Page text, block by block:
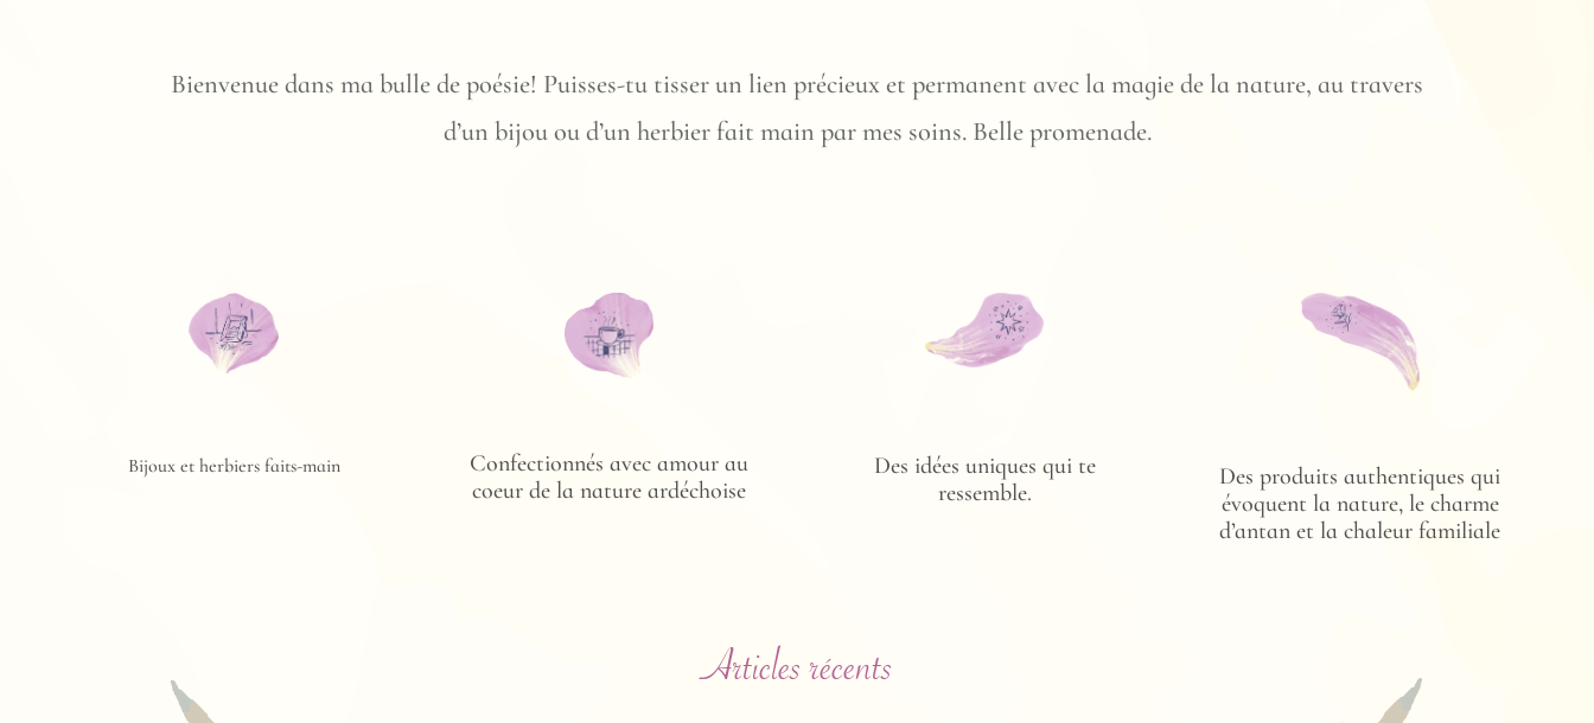
Bienvenue dans ma bulle de poésie! Puisses-tu tisser un lien précieux et permanent avec la magie de la nature, au travers
d’un bijou ou d’un herbier fait main par mes soins. Belle promenade.
Bijoux et herbiers faits-main
Confectionnés avec amour au
coeur de la nature ardéchoise
Des idées uniques qui te
ressemble.
Des produits authentiques qui
évoquent la nature, le charme
d’antan et la chaleur familiale
Articles récents